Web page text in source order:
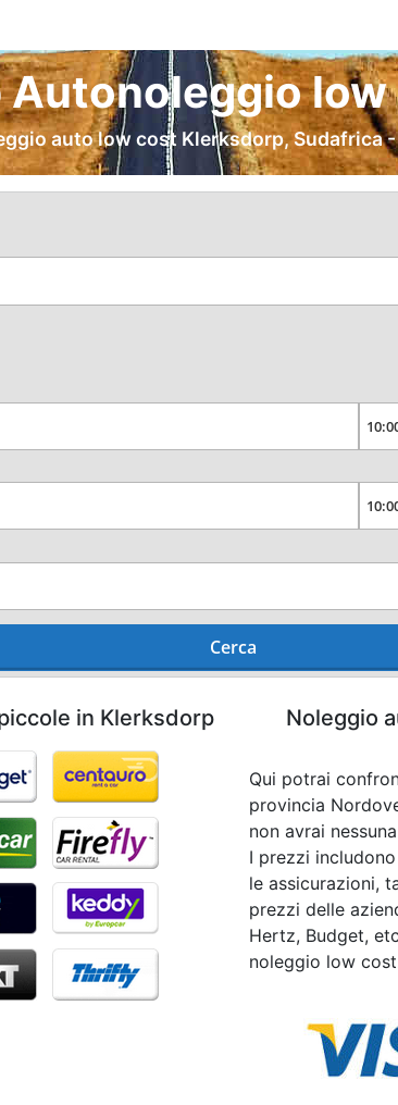
low
auto low cost Klerksdorp, Sudafrica
Cerca
in Klerksdorp
Noleggio
Qui potrai
provincia
non avrai
I prezzi
le assicurazioni,
prezzi delle
Hertz, Budget,
noleggio low